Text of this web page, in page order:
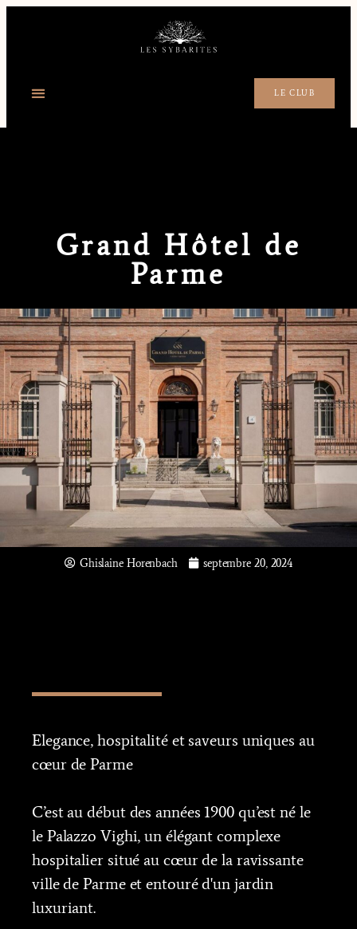
LE CLUB
Grand Hôtel de
Parme
Ghislaine Horenbach septembre 20, 2024
Elegance, hospitalité et saveurs uniques au
cœur de Parme
C’est au début des années 1900 qu’est né le
le Palazzo Vighi, un élégant complexe
hospitalier situé au cœur de la ravissante
ville de Parme et entouré d'un jardin
luxuriant.